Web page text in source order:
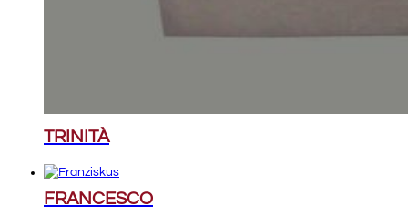
TRINITÀ
FRANCESCO